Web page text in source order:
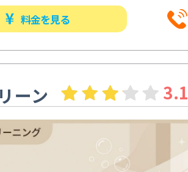
料金を見る
ーン 3.1